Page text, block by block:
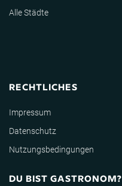
Alle Städte
RECHTLICHES
Impressum
Datenschutz
Nutzungsbedingungen
DU BIST GASTRONOM?